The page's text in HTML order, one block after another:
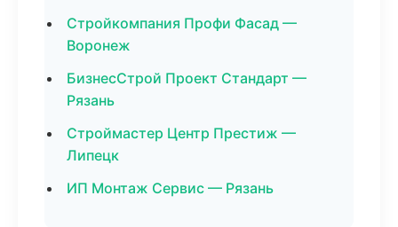
Стройкомпания Профи Фасад —
Воронеж
БизнесСтрой Проект Стандарт —
Рязань
Строймастер Центр Престиж —
Липецк
ИП Монтаж Сервис — Рязань